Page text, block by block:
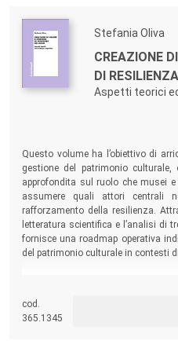
Stefania Oliva
CREAZIONE
DI
Aspetti teorici
Questo volume ha l’obiettivo di
gestione del patrimonio
approfondita sul ruolo che musei
assumere quali attori centrali
rafforzamento della resilienza.
letteratura scientifica e l’analisi di
fornisce una roadmap operativa
del patrimonio culturale in contesti
cod.
365.1345